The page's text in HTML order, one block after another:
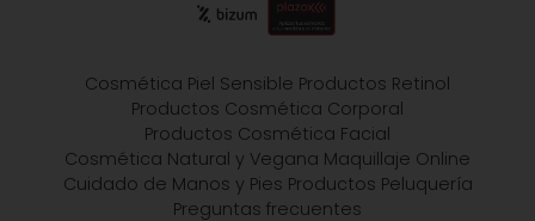
Cosmética Piel Sensible Productos Retinol
Productos Cosmética Corporal
Productos Cosmética Facial
Cosmética Natural y Vegana Maquillaje Online
Cuidado de Manos y Pies Productos Peluquería
Preguntas frecuentes